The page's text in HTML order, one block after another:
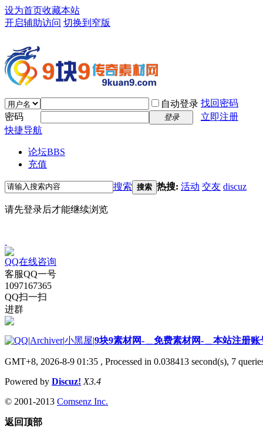
设为首页收藏本站
开启辅助访问 切换到窄版
自动登录 找回密码
密码
登录
立即注册
快捷导航
论坛BBS
充值
搜索 搜索 热搜: 活动 交友 discuz
请先登录后才能继续浏览
QQ在线咨询
客服QQ一号
1097167365
QQ扫一扫
进群
|Archiver|小黑屋|9块9素材网-＿免费素材网-＿本站注册账
GMT+8, 2026-8-9 01:35 , Processed in 0.038413 second(s), 7
Powered by Discuz! X3.4
© 2001-2013 Comsenz Inc.
返回顶部